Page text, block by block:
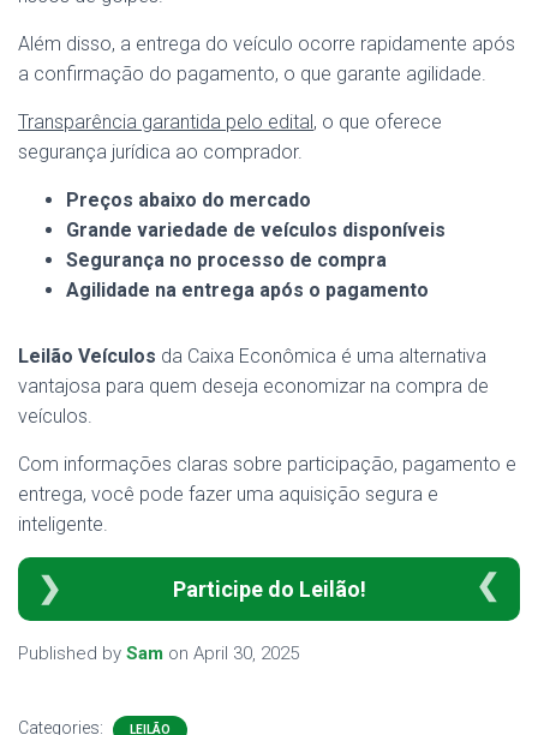
Além disso, a entrega do veículo ocorre rapidamente após
a confirmação do pagamento, o que garante agilidade.
Transparência garantida pelo edital, o que oferece
segurança jurídica ao comprador.
Preços abaixo do mercado
Grande variedade de veículos disponíveis
Segurança no processo de compra
Agilidade na entrega após o pagamento
Leilão Veículos da Caixa Econômica é uma alternativa
vantajosa para quem deseja economizar na compra de
veículos.
Com informações claras sobre participação, pagamento e
entrega, você pode fazer uma aquisição segura e
inteligente.
Participe do Leilão!
Published by Sam on April 30, 2025
Categories: LEILÃO